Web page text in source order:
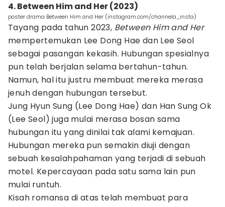
4. Between Him and Her (2023)
poster drama Between Him and Her (instagram.com/channela_insta)
Tayang pada tahun 2023, Between Him and Her
mempertemukan Lee Dong Hae dan Lee Seol
sebagai pasangan kekasih. Hubungan spesialnya
pun telah berjalan selama bertahun-tahun.
Namun, hal itu justru membuat mereka merasa
jenuh dengan hubungan tersebut.
Jung Hyun Sung (Lee Dong Hae) dan Han Sung Ok
(Lee Seol) juga mulai merasa bosan sama
hubungan itu yang dinilai tak alami kemajuan.
Hubungan mereka pun semakin diuji dengan
sebuah kesalahpahaman yang terjadi di sebuah
motel. Kepercayaan pada satu sama lain pun
mulai runtuh.
Kisah romansa di atas telah membuat para